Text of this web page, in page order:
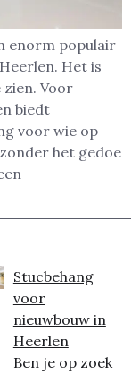
enorm populair
Het is
Voor
biedt
voor wie op
het gedoe
Stucbehang
voor
nieuwbouw in
Heerlen
Ben je op zoek